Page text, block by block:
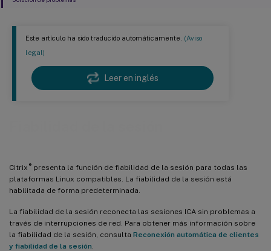
Este artículo ha sido traducido automáticamente. (Aviso
legal)
Leer en inglés
Citrix ®presenta la función de fiabilidad de la sesión para todas las
plataformas Linux compatibles. La fiabilidad de la sesión está
habilitada de forma predeterminada.
La fiabilidad de la sesión reconecta las sesiones ICA sin problemas a
través de interrupciones de red. Para obtener más información sobre
la fiabilidad de la sesión, consulta Reconexión automática de clientes
y fiabilidad de la sesión